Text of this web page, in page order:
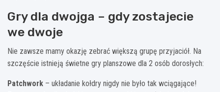
Gry dla dwojga – gdy zostajecie
we dwoje
Nie zawsze mamy okazję zebrać większą grupę przyjaciół. Na
szczęście istnieją świetne gry planszowe dla 2 osób dorosłych:
Patchwork – układanie kołdry nigdy nie było tak wciągające!